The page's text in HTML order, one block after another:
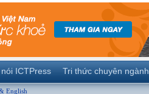
ICTPress Tri thức chuyên ngành
English